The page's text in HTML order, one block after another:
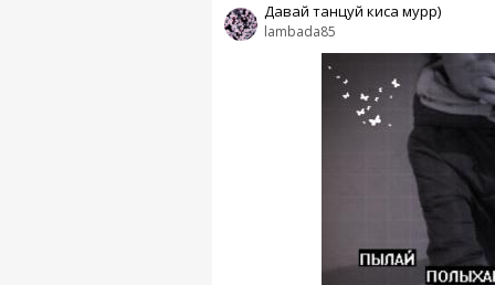
lambada85
Давай танцуй киса мурр)